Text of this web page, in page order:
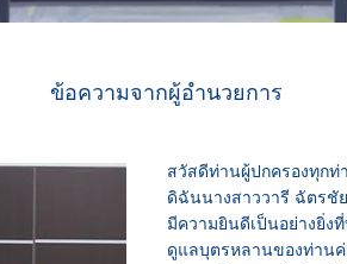
ข้อความจากผู้อำนวยการ
สวัสดีท่านผู้ปกครองทุก
ดิฉันนางสาววารี ฉัตรชั
มีความยินดีเป็นอย่างยิ่ง
ดูแลบุตรหลานของท่าน